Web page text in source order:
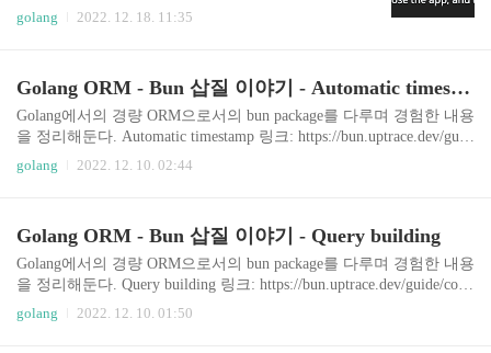
무엇을 할 수 있는지를 이해하기 쉽게 소개한 책이
로그의 관련 글들을 링크로 제공해준..
베이스 타입을 제공한다. 두 타입의 차이를 Golang
과 bun 패키지를 이용해 확인해본다. TL;DR 두 타
버 내부에 설정되어 있는 timezone 설정에 따라 저
장이 된다. 나의 선택은 timestamp를 사용하여 항상
UTC 타임으로 저장하며, 사용자에게 이를 보여주
맞게 변환하여 보여주도록 하는 것이다.(다른 분들
golang 2022. 12. 18. 11:35
Golang ORM - Bun 삽질 이야기 - Automatic timestamp
Golang에서의 경량 ORM으로서의 bun package를 다루며 경험한 내용
을 정리해둔다. Automatic timestamp 링크: https://bun.uptrace.dev/guid
e/models.html#automatic-timestamps INSERT 시에 생성한 시간을 자
동으로 추가하도록 하는 기능이다. Example code with comment 아래
com/nicewook/bun-orm-study/blob/main/default-timestamp/main.go bun
태그의 의미..
golang 2022. 12. 10. 02:44
Golang ORM - Bun 삽질 이야기 - Query building
Golang에서의 경량 ORM으로서의 bun package를 다루며 경험한 내용
을 정리해둔다. Query building 링크: https://bun.uptrace.dev/guide/com
plex-queries.html#query-generation Query를 만들면서 조건에 따라 더
욱 이어붙이는 건에 대하여 q = q.Limit() 의 결과가 단순히 q.Limit()
golang 2022. 12. 10. 01:50